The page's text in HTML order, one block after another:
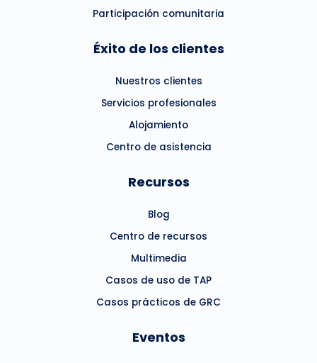
Participación comunitaria
Éxito de los clientes
Nuestros clientes
Servicios profesionales
Alojamiento
Centro de asistencia
Recursos
Blog
Centro de recursos
Multimedia
Casos de uso de TAP
Casos prácticos de GRC
Eventos